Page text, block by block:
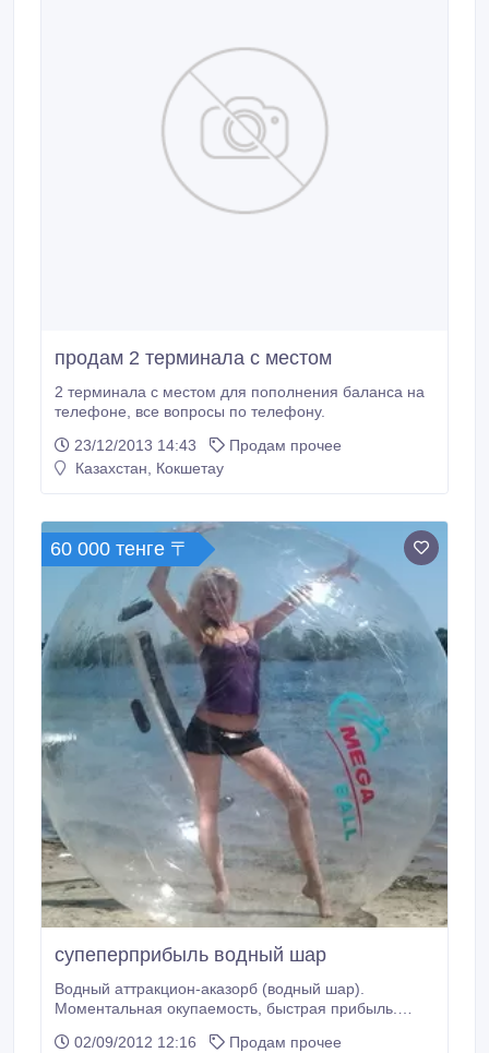
продам 2 терминала с местом
2 терминала с местом для пополнения баланса на
телефоне, все вопросы по телефону.
23/12/2013 14:43
Продам прочее
Казахстан, Кокшетау
60 000 тенге 〒
супеперприбыль водный шар
Водный аттракцион-аказорб (водный шар).
Моментальная окупаемость, быстрая прибыль.
ремкоплект, сумки, смазка насос бесплатно.
02/09/2012 12:16
Продам прочее